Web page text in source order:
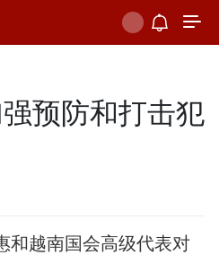
预防和打击犯
和越南国会高级代表对